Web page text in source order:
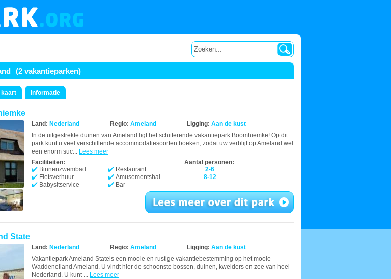
(2 vakantieparken)
kaart Informatie
Land: Nederland Regio: Ameland Ligging: Aan de kust
In de uitgestrekte duinen van Ameland ligt het schitterende vakantiepark Boomhiemke! Op dit
park kunt u veel verschillende accommodatiesoorten boeken, zodat uw verblijf op Ameland wel
een enorm suc... Lees meer
Faciliteiten:
Binnenzwembad
Restaurant
Fietsverhuur
Amusementshal
Babysitservice
Bar
Aantal personen:
2-6
8-12
State
Land: Nederland Regio: Ameland Ligging: Aan de kust
Vakantiepark Ameland Stateis een mooie en rustige vakantiebestemming op het mooie
Waddeneiland Ameland. U vindt hier de schoonste bossen, duinen, kwelders en zee van heel
Nederland. U kunt ... Lees meer